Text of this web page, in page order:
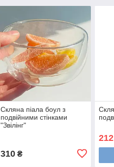
Скляна піала боул з
подвійними стінками
"Звілінг"
310₴
212